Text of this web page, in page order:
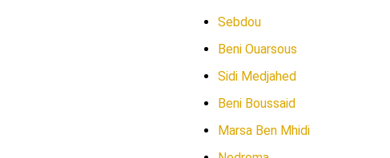
Sebdou
Beni Ouarsous
Sidi Medjahed
Beni Boussaid
Marsa Ben Mhidi